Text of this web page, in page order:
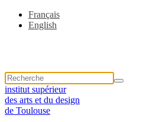
Français
English
institut supérieur
des arts et du design
de Toulouse